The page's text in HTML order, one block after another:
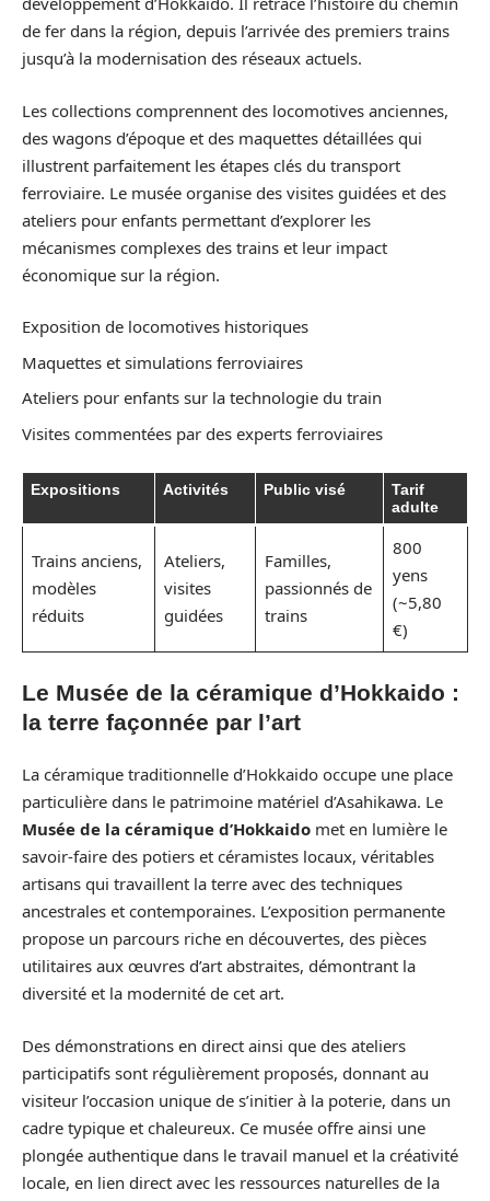
de fer dans la région, depuis l’arrivée des premiers trains
jusqu’à la modernisation des réseaux actuels.
Les collections comprennent des locomotives anciennes,
des wagons d’époque et des maquettes détaillées qui
illustrent parfaitement les étapes clés du transport
ferroviaire. Le musée organise des visites guidées et des
ateliers pour enfants permettant d’explorer les
mécanismes complexes des trains et leur impact
économique sur la région.
Exposition de locomotives historiques
Maquettes et simulations ferroviaires
Ateliers pour enfants sur la technologie du train
Visites commentées par des experts ferroviaires
Expositions Activités Public visé
Tarif
adulte
Trains anciens,
modèles
réduits
Ateliers,
visites
guidées
Familles,
passionnés de
trains
800
yens
(~5,80
€)
Le Musée de la céramique d’Hokkaido :
la terre façonnée par l’art
La céramique traditionnelle d’Hokkaido occupe une place
particulière dans le patrimoine matériel d’Asahikawa. Le
Musée de la céramique d’Hokkaido met en lumière le
savoir-faire des potiers et céramistes locaux, véritables
artisans qui travaillent la terre avec des techniques
ancestrales et contemporaines. L’exposition permanente
propose un parcours riche en découvertes, des pièces
utilitaires aux œuvres d’art abstraites, démontrant la
diversité et la modernité de cet art.
Des démonstrations en direct ainsi que des ateliers
participatifs sont régulièrement proposés, donnant au
visiteur l’occasion unique de s’initier à la poterie, dans un
cadre typique et chaleureux. Ce musée offre ainsi une
plongée authentique dans le travail manuel et la créativité
locale, en lien direct avec les ressources naturelles de la